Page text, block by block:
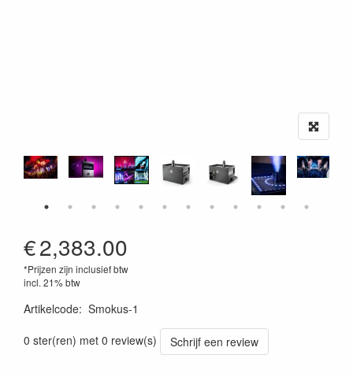
€2,383.00
*Prijzen zijn inclusief btw
incl. 21% btw
Artikelcode: Smokus-1
0 ster(ren) met 0 review(s)
Schrijf een review